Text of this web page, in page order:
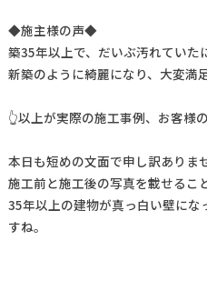
◆施主様の声◆
築35年以上で、だいぶ汚れていた
新築のように綺麗になり、大変満
👆以上が実際の施工事例、お客様
本日も短めの文面で申し訳ありま
施工前と施工後の写真を載せるこ
35年以上の建物が真っ白い壁に
すね。